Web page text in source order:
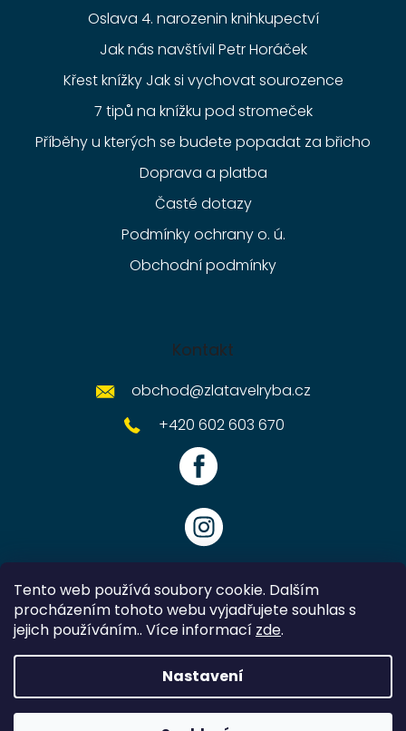
Tento web používá soubory cookie. Dalším
procházením tohoto webu vyjadřujete souhlas s
jejich používáním.. Více informací zde.
Nastavení
Oslava 4. narozenin knihkupectví
Jak nás navštívil Petr Horáček
Křest knížky Jak si vychovat sourozence
7 tipů na knížku pod stromeček
Příběhy u kterých se budete popadat za břicho
Doprava a platba
Časté dotazy
Podmínky ochrany o. ú.
Obchodní podmínky
Kontakt
obchod@zlatavelryba.cz
+420 602 603 670
Vytvořil Shoptet